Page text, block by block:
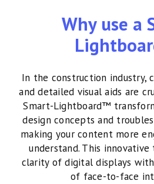
Why use a
In the construction industry,
and detailed visual aids are
Smart-Lightboard™
design concepts and
making your content more
understand. This
clarity of digital displays
of face-to-face